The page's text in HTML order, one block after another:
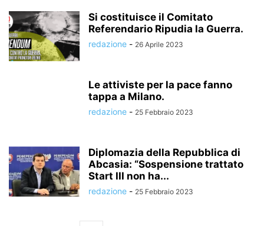
Si costituisce il Comitato
Referendario Ripudia la Guerra.
redazione - 26 Aprile 2023
Le attiviste per la pace fanno
tappa a Milano.
redazione - 25 Febbraio 2023
Diplomazia della Repubblica di
Abcasia: “Sospensione trattato
Start III non ha...
redazione - 25 Febbraio 2023